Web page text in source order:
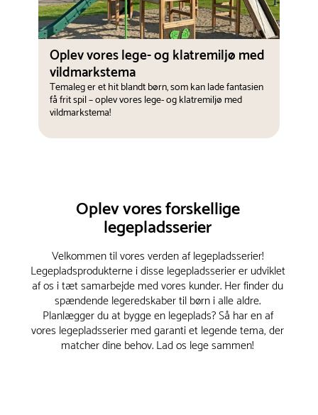
Oplev vores lege- og klatremiljø med
vildmarkstema
Temaleg er et hit blandt børn, som kan lade fantasien
få frit spil – oplev vores lege- og klatremiljø med
vildmarkstema!
Oplev vores forskellige
legepladsserier
Velkommen til vores verden af legepladsserier!
Legepladsprodukterne i disse legepladsserier er udviklet
af os i tæt samarbejde med vores kunder. Her finder du
spændende legeredskaber til børn i alle aldre.
Planlægger du at bygge en legeplads? Så har en af
vores legepladsserier med garanti et legende tema, der
matcher dine behov. Lad os lege sammen!